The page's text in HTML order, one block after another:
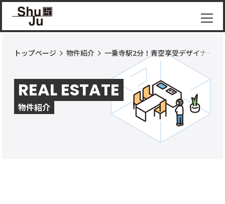
物件
ShuJu
につ
いて
トップページ 物件紹介 一乗寺駅2分！青空享受デザイナー
REAL ESTATE
物件紹介